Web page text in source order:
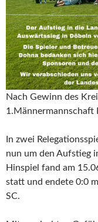
Nach Gewinn des
1.Männermannschaft
In zwei
nun um den Aufstieg
Hinspiel fand am
statt und endete 0:0
SC.